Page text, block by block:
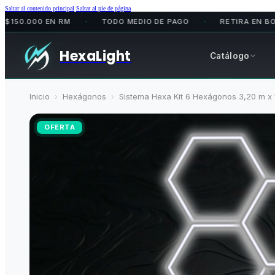
Saltar al contenido principal Saltar al pie de página
EN RM • TODO MEDIO DE PAGO • RETIRA EN BODEGA
HexaLight Catálogo
Inicio › Hexágonos › Sistema Hexa Kit 6 Hexágonos 3,20 m x
OFERTA